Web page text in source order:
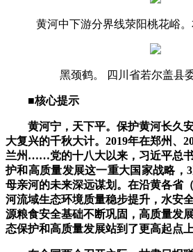
黄河中下游分界线荥阳桃花峪
黑颈鹤。 四川省若尔盖县
■核心提示
黄河宁，天下平。保护黄河长久安
大复兴的千秋大计。2019年在郑州、
兰州……党的十八大以来，习近平总
护和高质量发展这一重大国家战略，
母亲河的未来深远谋划。在沿黄各省
河流域生态环境质量稳步提升，水安
源粮食安全基础不断巩固，高质量发
态保护和高质量发展站到了更高起点上